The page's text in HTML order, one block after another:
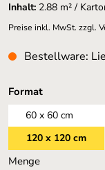
Inhalt: 2.88 m² /
Preise inkl. MwSt. zzgl.
Bestellware:
Formatauswählen
60 x 60 cm
120 x 120 cm
Menge